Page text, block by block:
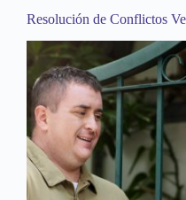
Resolución de Conflictos